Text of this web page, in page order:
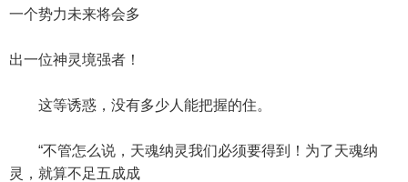
一个势力未来将会多
出一位神灵境强者！
这等诱惑，没有多少人能把握的住。
“不管怎么说，天魂纳灵我们必须要得到！为了天魂纳
灵，就算不足五成成